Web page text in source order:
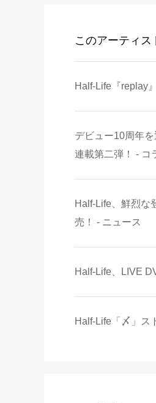
このアーティス
Half-Life『replay
デビュー10周年
連載第二弾！ - コ
Half-Life、鮮烈な
売！ - ニュース
Half-Life、LIVE
Half-Life「〆」ス